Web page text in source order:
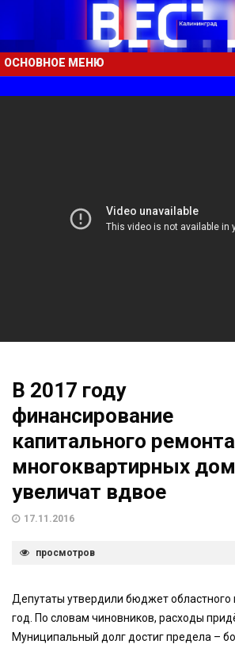
ОСНОВНОЕ МЕНЮ
В 2017 году
финансирование
капитального ремонта
многоквартирных
увеличат вдвое
17.11.2016
просмотров
Депутаты утвердили бюджет областного
год. По словам чиновников, расходы
Муниципальный долг достиг предела –